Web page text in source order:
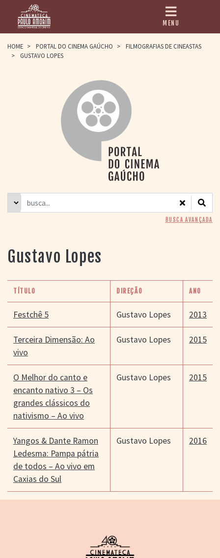
HOME
PAULO AMORIM
> HOMENAGEADOS
> EQUIPE
> ASSOCIAÇÃO DOS
> BIBLIOTECA
ROMEU GRIMALDI
> GRADE SEMANAL
> PREÇOS E
DESCONTOS
PORTAL DO
CINEMA GAÚCHO
> LISTA DE FILMES
> FILMOGRAFIAS DE
CINEASTAS
> BIBLIOGRAFIAS
CONTATO E
MENU
HOME > PORTAL DO CINEMA GAÚCHO >
FILMOGRAFIAS DE CINEASTAS
>
GUSTAVO LOPES
BUSCA AVANÇADA
Gustavo Lopes
TÍTULO DIREÇÃO ANO
Festchê 5 Gustavo Lopes 2013
Terceira Dimensão: Ao
vivo
Gustavo Lopes 2015
O Melhor do canto e
encanto nativo 3 – Os
grandes clássicos do
nativismo – Ao vivo
Gustavo Lopes 2015
Yangos & Dante Ramon
Ledesma: Pampa pátria
de todos – Ao vivo em
Caxias do Sul
Gustavo Lopes 2016